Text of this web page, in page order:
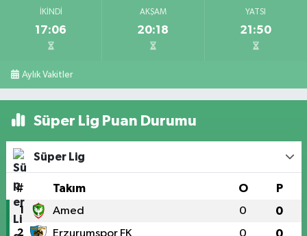
İKINDI
17:06
AKŞAM
20:18
YATSI
21:50
Aylık Vakitler
Süper Lig Puan Durumu
Süper Lig
# Takım O P
1 Amed 0 0
2 Erzurumspor FK 0 0